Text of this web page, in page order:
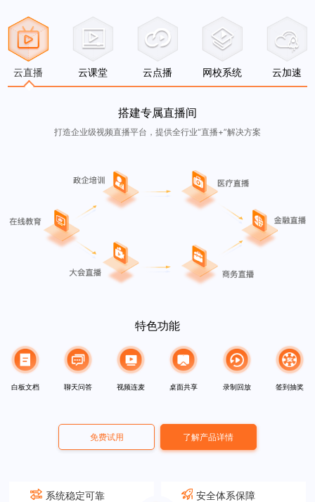
云直播 云课堂 云点播 网校系统 云加速
搭建专属直播间
打造企业级视频直播平台，提供全行业“直播+”解决方案
特色功能
白板文档 聊天问答 视频连麦 桌面共享 录制回放 签到抽奖
免费试用 了解产品详情
系统稳定可靠 安全体系保障